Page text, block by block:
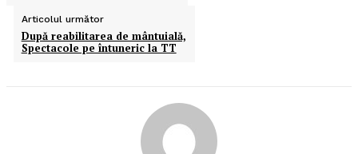
Articolul următor
După reabilitarea de mântuială,
Spectacole pe întuneric la TT